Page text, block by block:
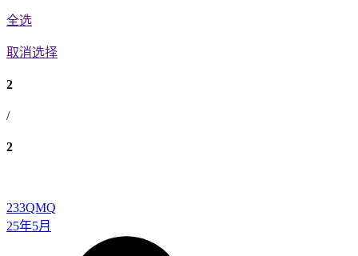
全选
取消选择
2
/
2
233QMQ
25年5月